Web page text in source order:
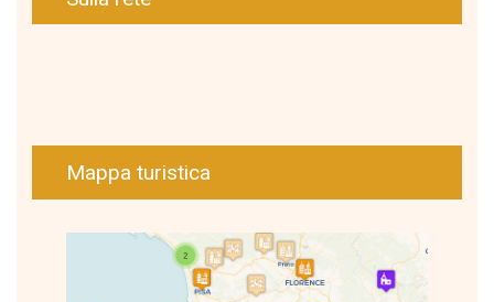
Mappa turistica